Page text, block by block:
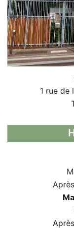
1 rue de